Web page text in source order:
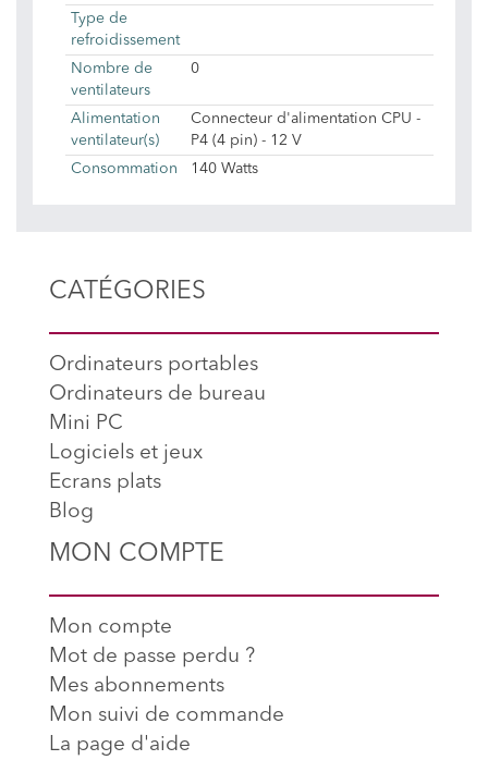
Type de
refroidissement
Nombre de
ventilateurs
0
Alimentation
ventilateur(s)
Connecteur d'alimentation CPU -
P4 (4 pin) - 12 V
Consommation
140 Watts
CATÉGORIES
Ordinateurs portables
Ordinateurs de bureau
Mini PC
Logiciels et jeux
Ecrans plats
Blog
MON COMPTE
Mon compte
Mot de passe perdu ?
Mes abonnements
Mon suivi de commande
La page d'aide